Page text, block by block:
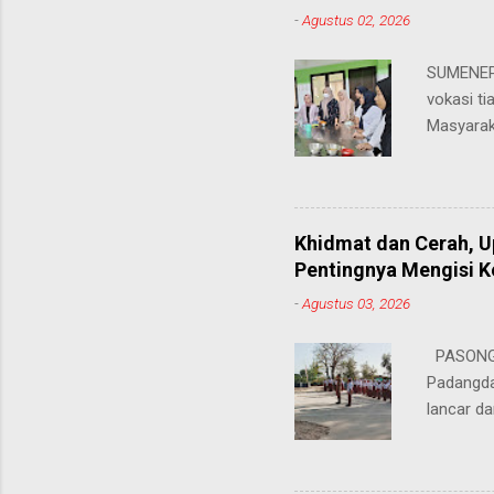
-Agustus 02, 2026
vokasi
hingga
masing.
"Saya
sangat
Khidmat dan Cerah,
Pentingnya Mengisi
-Agustus 03, 2026
lancar
penting